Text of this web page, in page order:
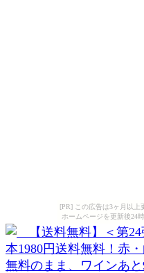
[PR] この広告は3ヶ月以上
ホームページを更新後24